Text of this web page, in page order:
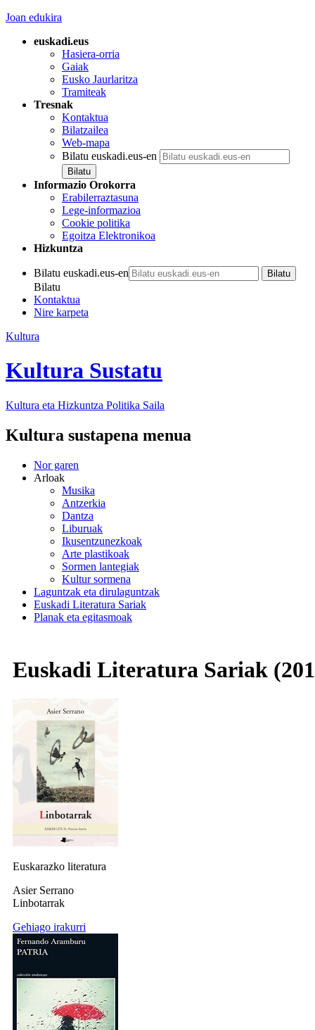
Joan edukira
euskadi.eus
Hasiera-orria
Gaiak
Eusko Jaurlaritza
Tramiteak
Tresnak
Kontaktua
Bilatzailea
Web-mapa
Bilatu euskadi.eus-en
Informazio Orokorra
Erabilerraztasuna
Lege-informazioa
Cookie politika
Egoitza Elektronikoa
Hizkuntza
Bilatu euskadi.eus-en
Bilatu
Kontaktua
Nire karpeta
Kultura
Kultura Sustatu
Kultura eta Hizkuntza Politika Saila
Kultura sustapena menua
Nor garen
Arloak
Musika
Antzerkia
Dantza
Liburuak
Ikusentzunezkoak
Arte plastikoak
Sormen lantegiak
Kultur sormena
Laguntzak eta dirulaguntzak
Euskadi Literatura Sariak
Planak eta egitasmoak
Euskadi Literatura Sariak
Euskarazko literatura
Asier Serrano
Linbotarrak
Gehiago irakurri